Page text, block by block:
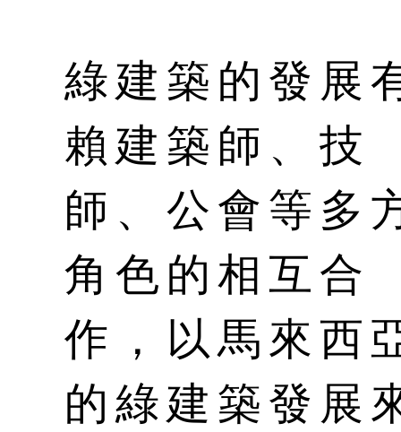
綠建築的發展
賴建築師、技
師、公會等多
角色的相互合
作，以馬來西
的綠建築發展